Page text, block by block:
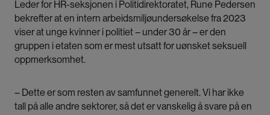
Leder for HR-seksjonen i Politidirektoratet, Rune Pedersen
bekrefter at en intern arbeidsmiljøundersøkelse fra 2023
viser at unge kvinner i politiet – under 30 år – er den
gruppen i etaten som er mest utsatt for uønsket seksuell
oppmerksomhet.
– Dette er som resten av samfunnet generelt. Vi har ikke
tall på alle andre sektorer, så det er vanskelig å svare på en